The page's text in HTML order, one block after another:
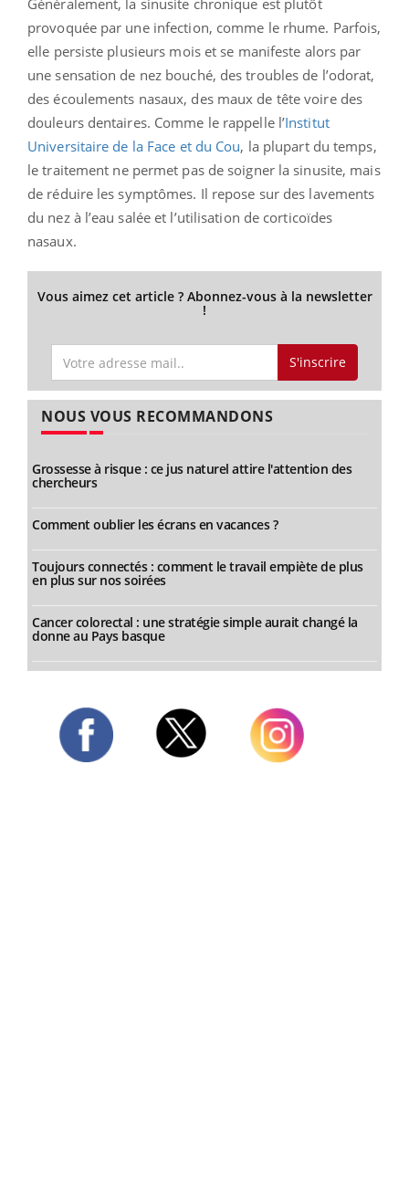
provoquée par une infection, comme le rhume. Parfois,
elle persiste plusieurs mois et se manifeste alors par
une sensation de nez bouché, des troubles de l’odorat,
des écoulements nasaux, des maux de tête voire des
douleurs dentaires. Comme le rappelle l’Institut
Universitaire de la Face et du Cou, la plupart du temps,
le traitement ne permet pas de soigner la sinusite, mais
de réduire les symptômes. Il repose sur des lavements
du nez à l’eau salée et l’utilisation de corticoïdes
nasaux.
Vous aimez cet article ? Abonnez-vous à la newsletter
!
S'inscrire
NOUS VOUS RECOMMANDONS
Grossesse à risque : ce jus naturel attire l'attention des
chercheurs
Comment oublier les écrans en vacances ?
Toujours connectés : comment le travail empiète de plus
en plus sur nos soirées
Cancer colorectal : une stratégie simple aurait changé la
donne au Pays basque